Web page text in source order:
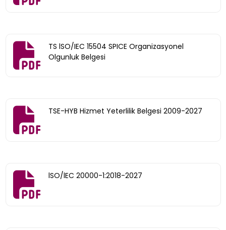
TS lSO/IEC 15504 SPICE Organizasyonel
Olgunluk Belgesi
TSE-HYB Hizmet Yeterlilik Belgesi 2009-2027
lSO/lEC 20000-1:2018-2027